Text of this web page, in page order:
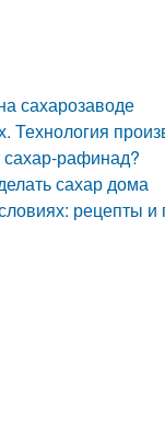
сахарозаводе
сахар-рафинад?
сахар дома
рецепты и